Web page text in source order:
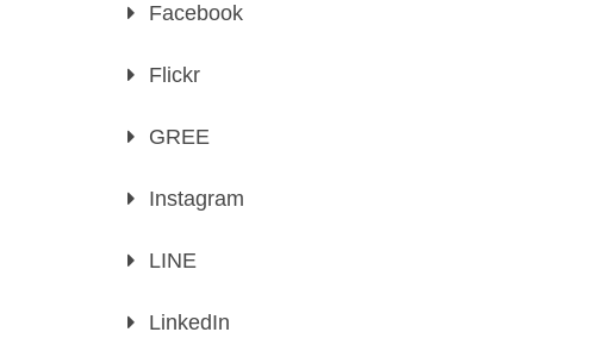
Facebook
Flickr
GREE
Instagram
LINE
LinkedIn